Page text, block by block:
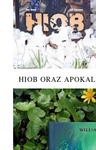
HIOB ORAZ